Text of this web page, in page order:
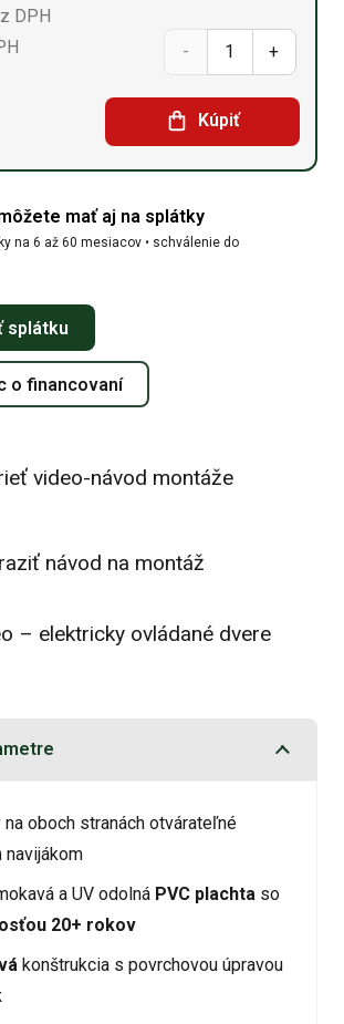
množstvo
Sedlová
hala
30,5m
Kúpiť
DPH
mať aj na splátky
na 6 až 60 mesiacov • schválenie do
splátku
o financovaní
video-návod montáže
návod na montáž
– elektricky ovládané dvere
oboch stranách otvárateľné
navijákom
a UV odolná PVC plachta so
20+ rokov
konštrukcia s povrchovou úpravou